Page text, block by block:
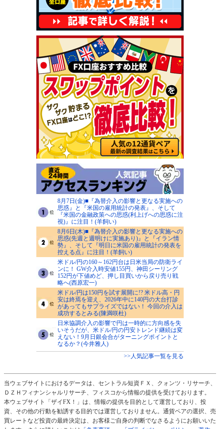
8月7日(金)■『為替介入の影響と更なる実施への
思惑』と『米国の雇用統計の発表』、そして
『米国の金融政策への思惑(利上げへの思惑に注
視)』に注目！(羊飼い)
8月6日(木)■『為替介入の影響と更なる実施への
思惑(先週と週明けに実施あり)』と『イラン情
勢』、そして『明日に米国の雇用統計の発表を
控える点』に注目！(羊飼い)
米ドル/円の160～162円台は日米当局の防衛ライ
ンに！ GW介入時安値155円、神田シーリング
152円が下値めど、押し目買いから戻り売り戦
略へ(西原宏一)
米ドル/円は150円を試す展開に!? 米ドル高・円
安は終焉を迎え、2026年中に140円の大台打診
があってもサプライズではない！ 今回の介入は
成功するとみる(陳満咲杜)
日米協調介入の影響で円は一時的に方向感を失
いそうだが、米ドル/円の円安トレンド継続は変
えない！9月日銀会合がターニングポイントと
なるか？(今井雅人)
>>人気記事一覧を見る
当ウェブサイトにおけるデータは、セントラル短資ＦＸ、クォンツ・リサーチ、
ＤＺＨフィナンシャルリサーチ、フィスコから情報の提供を受けております。
本ウェブサイト「ザイFX！」は、情報の提供を目的として運営しており、投
資、その他の行動を勧誘する目的では運営しておりません。通貨ペアの選択、売
買レートなど投資の最終決定は、お客様ご自身の判断でなさるようにお願いいた